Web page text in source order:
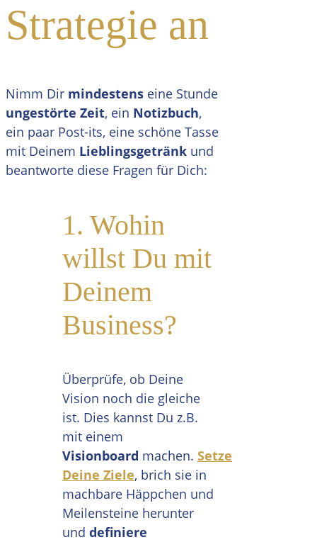
Strategie an
Nimm Dir mindestens eine Stunde
ungestörte Zeit, ein Notizbuch,
ein paar Post-its, eine schöne Tasse
mit Deinem Lieblingsgetränk und
beantworte diese Fragen für Dich:
1. Wohin
willst Du mit
Deinem
Business?
Überprüfe, ob Deine
Vision noch die gleiche
ist. Dies kannst Du z.B.
mit einem
Visionboard machen. Setze
Deine Ziele, brich sie in
machbare Häppchen und
Meilensteine herunter
und definiere